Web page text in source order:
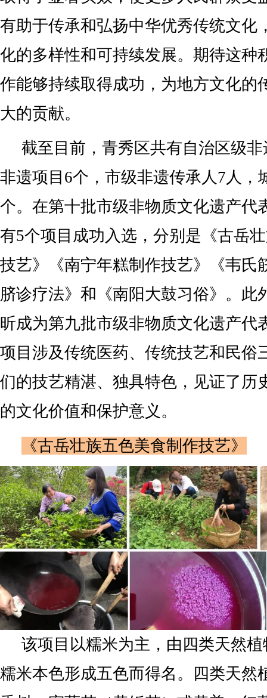
有助于传承和弘扬中华优秀传统文化
化的多样性和可持续发展。期待这种
作能够持续取得成功，为地方文化的
大的贡献。
截至目前，青秀区共有自治区级
非遗项目6个，市级非遗传承人7人，
个。在第十批市级非物质文化遗产代
有5个项目成功入选，分别是《古岳
技艺》《南宁年糕制作技艺》《韦氏
脐诊疗法》和《南阳大鼓习俗》。此
昕成为第九批市级非物质文化遗产代
项目涉及传统医药、传统技艺和民俗
们的技艺精湛、独具特色，见证了历
的文化价值和保护意义。
《古岳壮族五色美食制作技艺》
该项目以糯米为主，由四类天然
糯米本色形成五色而得名。四类天然